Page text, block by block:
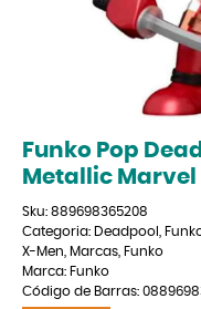
Funko Pop
Metallic
Sku: 889698365208
Categoria: Deadpool
X-Men
Marcas Funko
Marca: Funko
Código de Barras: